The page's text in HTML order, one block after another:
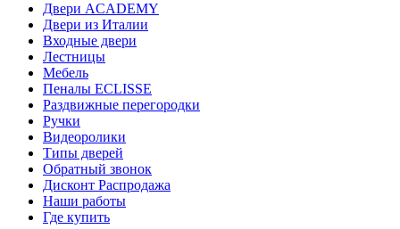
Двери ACADEMY
Двери из Италии
Входные двери
Лестницы
Мебель
Пеналы ECLISSE
Раздвижные перегородки
Ручки
Видеоролики
Типы дверей
Обратный звонок
Дисконт Распродажа
Наши работы
Где купить